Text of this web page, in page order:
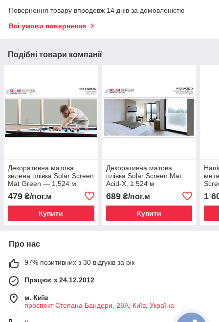
Повернення товару впродовж 14 днів за домовленістю
Всі умови повернення
Подібні товари компанії
Декоративна матова
зелена плівка Solar Screen
Mat Green — 1,524 м
479 ₴/пог.м
Купити
Декоративна матова
плівка Solar Screen Mat
Acid-X, 1.524 м
689₴/пог.м
Купити
1
Про нас
97% позитивних з 30 відгуків за рік
Працює з 24.12.2012
м. Київ
проспект Степана Бандери, 28А, Київ, Україна